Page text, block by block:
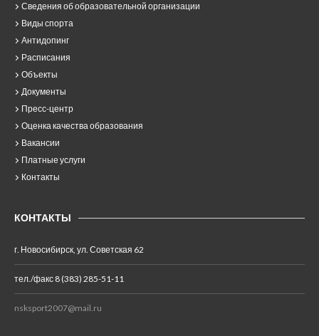
Сведения об образовательной организации
Виды спорта
Антидопинг
Расписания
Объекты
Документы
Пресс-центр
Оценка качества образования
Вакансии
Платные услуги
Контакты
КОНТАКТЫ
г. Новосибирск, ул. Советская 62
тел./факс 8 (383) 285-51-11
nsksport2007@mail.ru